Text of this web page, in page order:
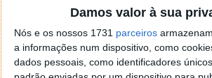
Damos valor à sua
Nós e os nossos 1731 parceiros
a informações num dispositivo, como
dados pessoais, como identificadores
GoPro Hero6 Black
26 SET 2017·GADGETS
Embora existam alternativas para